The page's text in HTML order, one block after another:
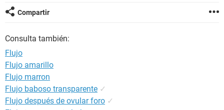
GLOSARIO
Compartir
Consulta también:
Flujo
Flujo amarillo
Flujo marron
Flujo baboso transparente ✓
Flujo después de ovular foro ✓